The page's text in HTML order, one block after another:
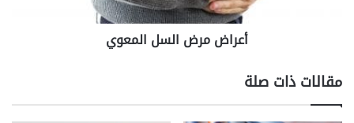
أعراض مرض السل المعوي
مقالات ذات صلة